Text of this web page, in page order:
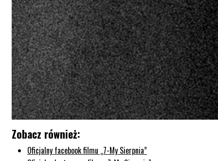
Zobacz również:
Oficjalny facebook filmu „7-My Sierpnia”